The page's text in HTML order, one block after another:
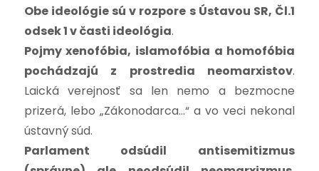
Obe ideológie sú v rozpore s Ústavou SR, Čl.1
odsek 1 v časti ideológia.
Pojmy xenofóbia, islamofóbia a homofóbia
pochádzajú z prostredia neomarxistov.
Laická verejnosť sa len nemo a bezmocne
prizerá, lebo „Zákonodarca…“ a vo veci nekonal
ústavný súd.
Parlament odsúdil antisemitizmus